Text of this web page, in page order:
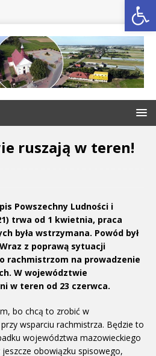
ruszają w teren!
Powszechny Ludności i
trwa od 1 kwietnia, praca
była wstrzymana. Powód był
z poprawą sytuacji
rachmistrzom na prowadzenie
W województwie
w teren od 23 czerwca.
bo chcą to zrobić w
wsparciu rachmistrza. Będzie to
województwa mazowieckiego
jeszcze obowiązku spisowego,